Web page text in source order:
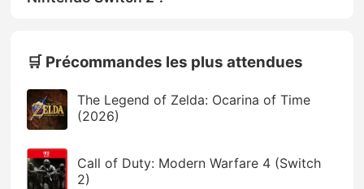
🛒 Précommandes les plus attendues
The Legend of Zelda: Ocarina of Time
(2026)
Call of Duty: Modern Warfare 4 (Switch
2)